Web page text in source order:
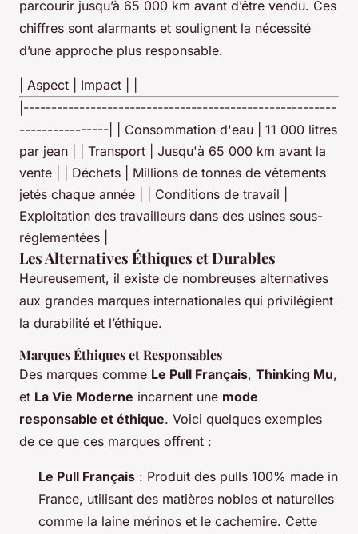
parcourir jusqu’à 65 000 km avant d’être vendu. Ces
chiffres sont alarmants et soulignent la nécessité
d’une approche plus responsable.
| Aspect | Impact | |
|--------------------------------------------------------
----------------| | Consommation d'eau | 11 000 litres
par jean | | Transport | Jusqu'à 65 000 km avant la
vente | | Déchets | Millions de tonnes de vêtements
jetés chaque année | | Conditions de travail |
Exploitation des travailleurs dans des usines sous-
réglementées |
Les Alternatives Éthiques et Durables
Heureusement, il existe de nombreuses alternatives
aux grandes marques internationales qui privilégient
la durabilité et l’éthique.
Marques Éthiques et Responsables
Des marques comme Le Pull Français, Thinking Mu,
et La Vie Moderne incarnent une mode
responsable et éthique. Voici quelques exemples
de ce que ces marques offrent :
Le Pull Français : Produit des pulls 100% made in
France, utilisant des matières nobles et naturelles
comme la laine mérinos et le cachemire. Cette